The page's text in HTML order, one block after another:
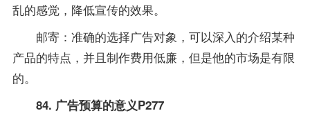
乱的感觉，降低宣传的效果。
邮寄：准确的选择广告对象，可以深入的介绍某种
产品的特点，并且制作费用低廉，但是他的市场是有限
的。
84. 广告预算的意义P277